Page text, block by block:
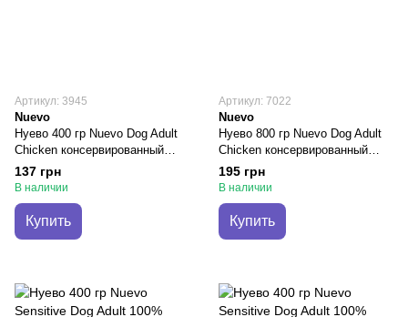
Артикул: 3945
Nuevo
Нуево 400 гр Nuevo Dog Adult
Chicken консервированный
корм с курицей для взрослых
собак (95007)
137 грн
В наличии
Купить
Артикул: 7022
Nuevo
Нуево 800 гр Nuevo Dog Adult
Chicken консервированный
корм с курицей для взрослых
собак (95008)
195 грн
В наличии
Купить